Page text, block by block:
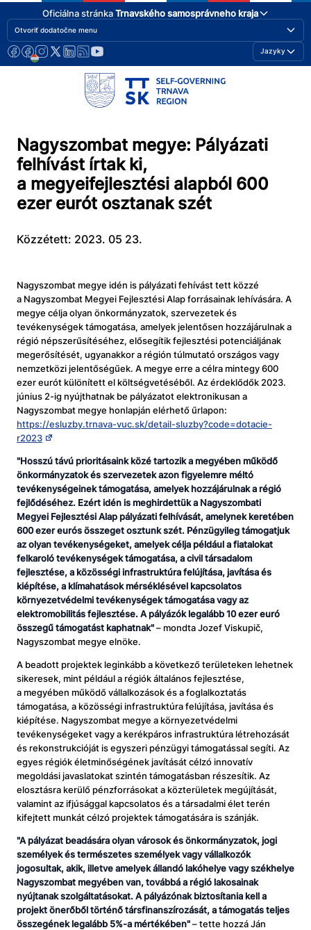
Oficiálna stránkaTrnavského samosprávneho kraja
Otvoriť dodatočne menu
Jazyky
Nagyszombat megye: Pályázati
felhívást írtak ki,
a megyeifejlesztési alapból 600
ezer eurót osztanak szét
Közzétett: 2023. 05 23.
Nagyszombat megye idén is pályázati fehívást tett közzé
a Nagyszombat Megyei Fejlesztési Alap forrásainak lehívására. A
megye célja olyan önkormányzatok, szervezetek és
tevékenységek támogatása, amelyek jelentősen hozzájárulnak a
régió népszerűsítéséhez, elősegítik fejlesztési potenciáljának
megerősítését, ugyanakkor a régión túlmutató országos vagy
nemzetközi jelentőségűek. A megye erre a célra mintegy 600
ezer eurót különített el költségvetéséből. Az érdeklődők 2023.
június 2-ig nyújthatnak be pályázatot elektronikusan a
Nagyszombat megye honlapján elérhető űrlapon:
https://esluzby.trnava-vuc.sk/detail-sluzby?code=dotacie-
r2023
"Hosszú távú prioritásaink közé tartozik a megyében működő
önkormányzatok és szervezetek azon figyelemre méltó
tevékenységeinektámogatása, amelyek hozzájárulnak a régió
fejlődéséhez. Ezért idén is meghirdettüka Nagyszombati
Megyei Fejlesztési Alap pályázati felhívását,amelynek keretében
600 ezer eurós összeget osztunkszét. Pénzügyileg támogatjuk
az olyan tevékenységeket, amelyek célja például a fiatalokat
felkaroló tevékenységek támogatása, a civil társadalom
fejlesztése, a közösségi infrastruktúra felújítása, javítása és
kiépítése,a klímahatások mérséklésével kapcsolatos
környezetvédelmi tevékenységek támogatása vagy az
elektromobilitás fejlesztése. A pályázók legalább 10ezereuró
összegű támogatást kaphatnak"– mondta Jozef Viskupič,
Nagyszombat megye elnöke.
A beadott projektek leginkább a következő területeken lehetnek
sikeresek, mint például a régiók általános fejlesztése,
a megyében működő vállalkozások és a foglalkoztatás
támogatása, a közösségi infrastruktúra felújítása, javítása és
kiépítése. Nagyszombat megye a környezetvédelmi
tevékenységeket vagy a kerékpáros infrastruktúra létrehozását
és rekonstrukcióját is egyszeri pénzügyi támogatással segíti. Az
egyes régiók életminőségének javítását célzó innovatív
megoldási javaslatokat szintén támogatásban részesítik. Az
elosztásra kerülő pénzforrásokat a közterületek megújítását,
valamint az ifjúsággal kapcsolatos és a társadalmi élet terén
kifejtett munkát célzó projektek támogatására is szánják.
"A pályázat beadására olyan városok és önkormányzatok, jogi
személyek és természetes személyek vagy vállalkozók
jogosultak, akik, illetve amelyek állandó lakóhelye vagy székhelye
Nagyszombat megyében van, továbbá a régió lakosainak
nyújtanak szolgáltatásokat. A pályázónak biztosítania kell a
projekt önerőből történő társfinanszírozását, atámogatás teljes
összegének legalább 5%-a mértékében"– tette hozzá Ján